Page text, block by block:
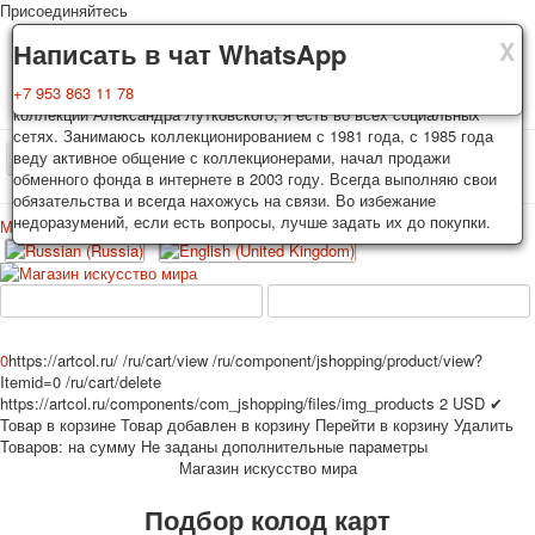
X
Доставка
Колоды, почтовые открытки тщательно упаковываются и
отправляются в течении 3-4 рабочих дней после оплаты.
Исключение: репринт под заказ, такие колоды карт отправляются в
течении 7-8 рабочих дней. Отправка осуществляется почтой России
с треком отслеживания. Цена пересылки зависит от веса и тарифов
почты на момент покупки. По желанию покупателя возможна
отправка СДЕК или другими транспортными компаниями.
X
Гарантия
Вы покупаете колоды игральных карт, почтовые открытки из частной
коллекции Александра Лутковского, я есть во всех социальных
сетях. Занимаюсь коллекционированием с 1981 года, с 1985 года
веду активное общение с коллекционерами, начал продажи
обменного фонда в интернете в 2003 году. Всегда выполняю свои
обязательства и всегда нахожусь на связи. Во избежание
недоразумений, если есть вопросы, лучше задать их до покупки.
X
Написать в чат WhatsApp
+7 953 863 11 78
Присоединяйтесь
TPL_PROTOSTAR_TOGGLE_MENU
Главная Игральные карты Открытки
Меню
Главная
Игральные карты
Эротические рисунки
Рекламные
Эротические фотоколоды
Пин-ап
Политические
Войти
0https://artcol.ru/ /ru/cart/view /ru/component/jshopping/product/view?
Itemid=0 /ru/cart/delete
https://artcol.ru/components/com_jshopping/files/img_products 2 USD ✔
Товар в корзине Товар добавлен в корзину Перейти в корзину Удалить
Товаров: на сумму Не заданы дополнительные параметры
Магазин искусство мира
Подбор колод карт